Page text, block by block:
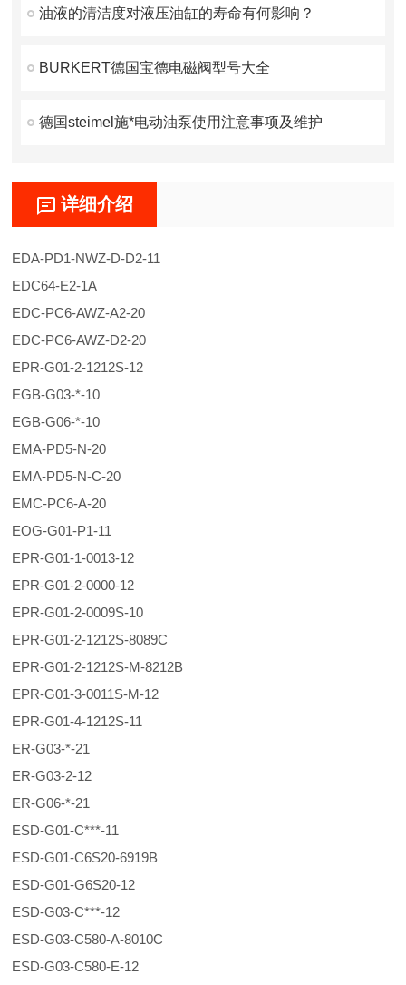
油液的清洁度对液压油缸的寿命有何影响？
BURKERT德国宝德电磁阀型号大全
德国steimel施*电动油泵使用注意事项及维护
详细介绍
EDA-PD1-NWZ-D-D2-11
EDC64-E2-1A
EDC-PC6-AWZ-A2-20
EDC-PC6-AWZ-D2-20
EPR-G01-2-1212S-12
EGB-G03-*-10
EGB-G06-*-10
EMA-PD5-N-20
EMA-PD5-N-C-20
EMC-PC6-A-20
EOG-G01-P1-11
EPR-G01-1-0013-12
EPR-G01-2-0000-12
EPR-G01-2-0009S-10
EPR-G01-2-1212S-8089C
EPR-G01-2-1212S-M-8212B
EPR-G01-3-0011S-M-12
EPR-G01-4-1212S-11
ER-G03-*-21
ER-G03-2-12
ER-G06-*-21
ESD-G01-C***-11
ESD-G01-C6S20-6919B
ESD-G01-G6S20-12
ESD-G03-C***-12
ESD-G03-C580-A-8010C
ESD-G03-C580-E-12